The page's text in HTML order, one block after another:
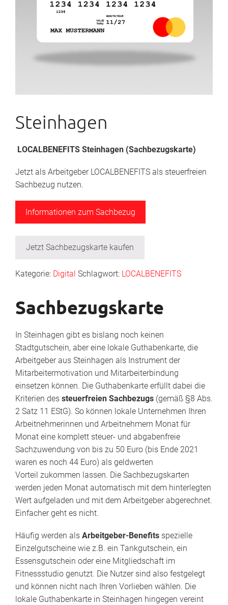
Steinhagen
LOCALBENEFITS Steinhagen (Sachbezugskarte)
Jetzt als Arbeitgeber LOCALBENEFITS als steuerfreien
Sachbezug nutzen.
Informationen zum Sachbezug
Jetzt Sachbezugskarte kaufen
Kategorie: Digital Schlagwort: LOCALBENEFITS
Sachbezugskarte
In Steinhagen gibt es bislang noch keinen
Stadtgutschein, aber eine lokale Guthabenkarte, die
Arbeitgeber aus Steinhagen als Instrument der
Mitarbeitermotivation und Mitarbeiterbindung
einsetzen können. Die Guthabenkarte erfüllt dabei die
Kriterien des steuerfreien Sachbezugs (gemäß §8 Abs.
2 Satz 11 EStG). So können lokale Unternehmen Ihren
Arbeitnehmerinnen und Arbeitnehmern Monat für
Monat eine komplett steuer- und abgabenfreie
Sachzuwendung von bis zu 50 Euro (bis Ende 2021
waren es noch 44 Euro) als geldwerten
Vorteil zukommen lassen. Die Sachbezugskarten
werden jeden Monat automatisch mit dem hinterlegten
Wert aufgeladen und mit dem Arbeitgeber abgerechnet.
Einfacher geht es nicht.
Häufig werden als Arbeitgeber-Benefits spezielle
Einzelgutscheine wie z.B. ein Tankgutschein, ein
Essensgutschein oder eine Mitgliedschaft im
Fitnessstudio genutzt. Die Nutzer sind also festgelegt
und können nicht nach Ihren Vorlieben wählen. Die
lokale Guthabenkarte in Steinhagen hingegen vereint